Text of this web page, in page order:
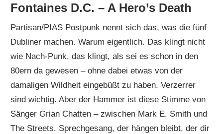
Fontaines D.C. – A Hero’s Death
Partisan/PIAS Postpunk nennt sich das, was die fünf
Dubliner machen. Warum eigentlich. Das klingt nicht
wie Nach-Punk, das klingt, als sei es schon in den
80ern da gewesen – ohne dabei etwas von der
damaligen Wildheit eingebüßt zu haben. Verzerrer
sind wichtig. Aber der Hammer ist diese Stimme von
Sänger Grian Chatten – zwischen Mark E. Smith und
The Streets. Sprechgesang, der hängen bleibt, der dir